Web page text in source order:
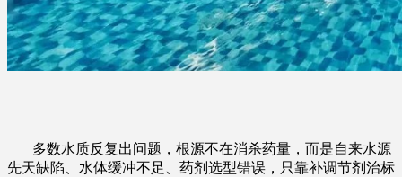
多数水质反复出问题，根源不在消杀药量，而是自来水源
先天缺陷、水体缓冲不足、药剂选型错误，只靠补调节剂治标